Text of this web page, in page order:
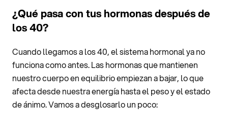
¿Qué pasa con tus hormonas después de
los 40?
Cuando llegamos a los 40, el sistema hormonal ya no
funciona como antes. Las hormonas que mantienen
nuestro cuerpo en equilibrio empiezan a bajar, lo que
afecta desde nuestra energía hasta el peso y el estado
de ánimo. Vamos a desglosarlo un poco: